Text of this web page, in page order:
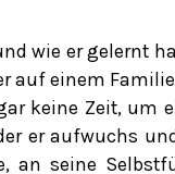
wie er gelernt
auf einem
keine Zeit, um
er aufwuchs
an seine